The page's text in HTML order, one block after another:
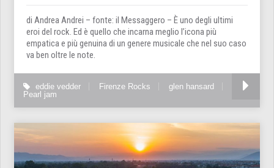
di Andrea Andrei – fonte: il Messaggero – È uno degli ultimi
eroi del rock. Ed è quello che incarna meglio l’icona più
empatica e più genuina di un genere musicale che nel suo caso
va ben oltre le note.
eddie vedder Firenze Rocks
glen hansard
Pearl jam